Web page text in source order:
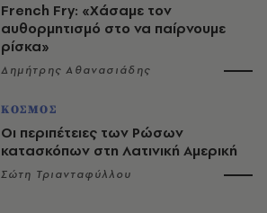
French Fry: «Χάσαμε τον
αυθορμητισμό στο να παίρνουμε
ρίσκα»
Δημήτρης Αθανασιάδης
ΚΟΣΜΟΣ
Οι περιπέτειες των Ρώσων
κατασκόπων στη Λατινική Αμερική
Σώτη Τριανταφύλλου